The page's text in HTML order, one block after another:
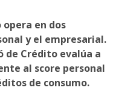
opera en dos
y el empresarial.
de Crédito evalúa a
al score personal
de consumo.